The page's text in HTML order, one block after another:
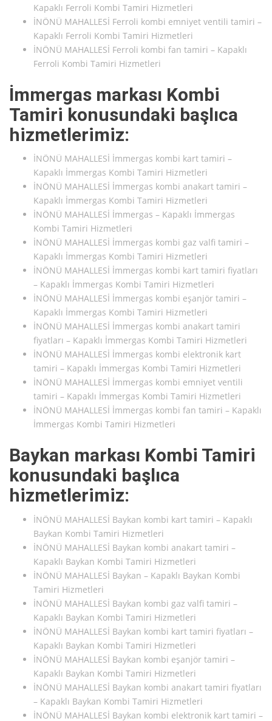
Kapaklı Ferroli Kombi Tamiri Hizmetleri
İNÖNÜ MAHALLESİ Ferroli kombi emniyet ventili tamiri –
Kapaklı Ferroli Kombi Tamiri Hizmetleri
İNÖNÜ MAHALLESİ Ferroli kombi fan tamiri – Kapaklı
Ferroli Kombi Tamiri Hizmetleri
İmmergas markası Kombi
Tamiri konusundaki başlıca
hizmetlerimiz:
İNÖNÜ MAHALLESİ İmmergas kombi kart tamiri –
Kapaklı İmmergas Kombi Tamiri Hizmetleri
İNÖNÜ MAHALLESİ İmmergas kombi anakart tamiri –
Kapaklı İmmergas Kombi Tamiri Hizmetleri
İNÖNÜ MAHALLESİ İmmergas – Kapaklı İmmergas
Kombi Tamiri Hizmetleri
İNÖNÜ MAHALLESİ İmmergas kombi gaz valfi tamiri –
Kapaklı İmmergas Kombi Tamiri Hizmetleri
İNÖNÜ MAHALLESİ İmmergas kombi kart tamiri fiyatları
– Kapaklı İmmergas Kombi Tamiri Hizmetleri
İNÖNÜ MAHALLESİ İmmergas kombi eşanjör tamiri –
Kapaklı İmmergas Kombi Tamiri Hizmetleri
İNÖNÜ MAHALLESİ İmmergas kombi anakart tamiri
fiyatları – Kapaklı İmmergas Kombi Tamiri Hizmetleri
İNÖNÜ MAHALLESİ İmmergas kombi elektronik kart
tamiri – Kapaklı İmmergas Kombi Tamiri Hizmetleri
İNÖNÜ MAHALLESİ İmmergas kombi emniyet ventili
tamiri – Kapaklı İmmergas Kombi Tamiri Hizmetleri
İNÖNÜ MAHALLESİ İmmergas kombi fan tamiri – Kapaklı
İmmergas Kombi Tamiri Hizmetleri
Baykan markası Kombi Tamiri
konusundaki başlıca
hizmetlerimiz:
İNÖNÜ MAHALLESİ Baykan kombi kart tamiri – Kapaklı
Baykan Kombi Tamiri Hizmetleri
İNÖNÜ MAHALLESİ Baykan kombi anakart tamiri –
Kapaklı Baykan Kombi Tamiri Hizmetleri
İNÖNÜ MAHALLESİ Baykan – Kapaklı Baykan Kombi
Tamiri Hizmetleri
İNÖNÜ MAHALLESİ Baykan kombi gaz valfi tamiri –
Kapaklı Baykan Kombi Tamiri Hizmetleri
İNÖNÜ MAHALLESİ Baykan kombi kart tamiri fiyatları –
Kapaklı Baykan Kombi Tamiri Hizmetleri
İNÖNÜ MAHALLESİ Baykan kombi eşanjör tamiri –
Kapaklı Baykan Kombi Tamiri Hizmetleri
İNÖNÜ MAHALLESİ Baykan kombi anakart tamiri fiyatları
– Kapaklı Baykan Kombi Tamiri Hizmetleri
İNÖNÜ MAHALLESİ Baykan kombi elektronik kart tamiri –